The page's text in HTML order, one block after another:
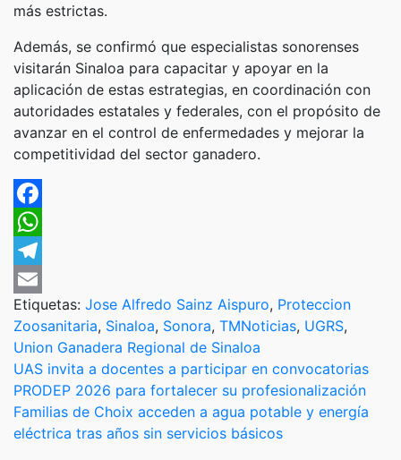
más estrictas.
Además, se confirmó que especialistas sonorenses
visitarán Sinaloa para capacitar y apoyar en la
aplicación de estas estrategias, en coordinación con
autoridades estatales y federales, con el propósito de
avanzar en el control de enfermedades y mejorar la
competitividad del sector ganadero.
Facebook
WhatsApp
Telegram
Email
Etiquetas: Jose Alfredo Sainz Aispuro, Proteccion
Zoosanitaria, Sinaloa, Sonora, TMNoticias, UGRS,
Union Ganadera Regional de Sinaloa
Navegación
de
entradas
UAS invita a docentes a participar en convocatorias
PRODEP 2026 para fortalecer su profesionalización
Familias de Choix acceden a agua potable y energía
eléctrica tras años sin servicios básicos